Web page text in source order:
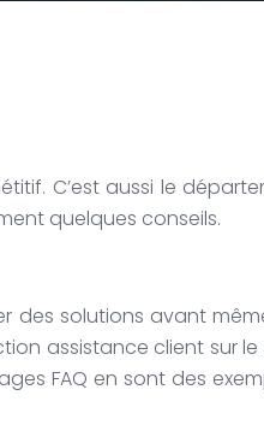
C’est aussi le
quelques conseils.
des solutions avant
assistance client sur le
FAQ en sont des